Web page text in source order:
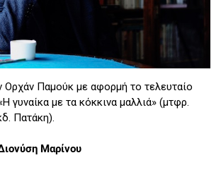
Ορχάν Παμούκ με αφορμή το τελευταίο
γυναίκα με τα κόκκινα μαλλιά» (μτφρ.
Πατάκη).
Μαρίνου